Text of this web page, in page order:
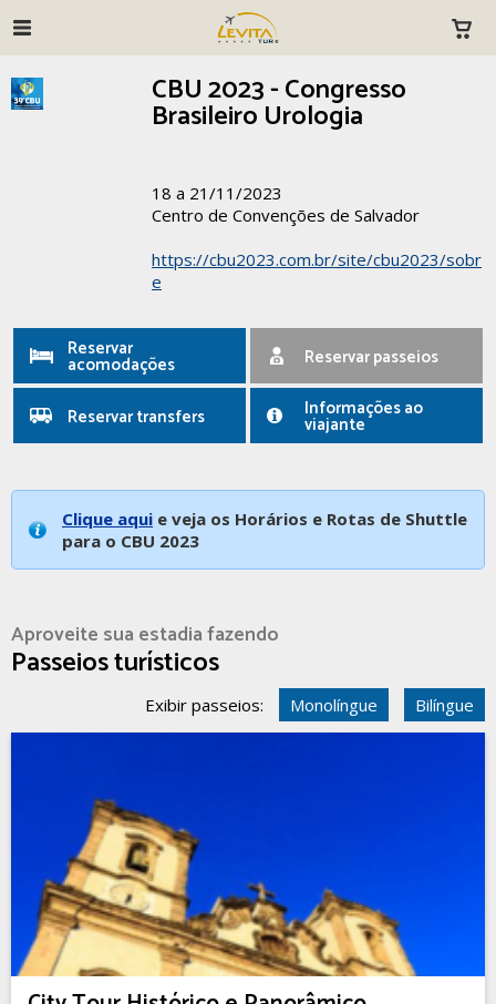
CBU 2023 - Congresso
Brasileiro Urologia
18 a 21/11/2023
Centro de Convenções de Salvador
https://cbu2023.com.br/site/cbu2023/sobr
e
Reservar
acomodações Reservar passeios
Reservar transfers Informações ao
viajante
Clique aqui e veja os Horários e Rotas de Shuttle
para o CBU 2023
Aproveite sua estadia fazendo
Passeios turísticos
Exibir passeios: Monolíngue Bilíngue